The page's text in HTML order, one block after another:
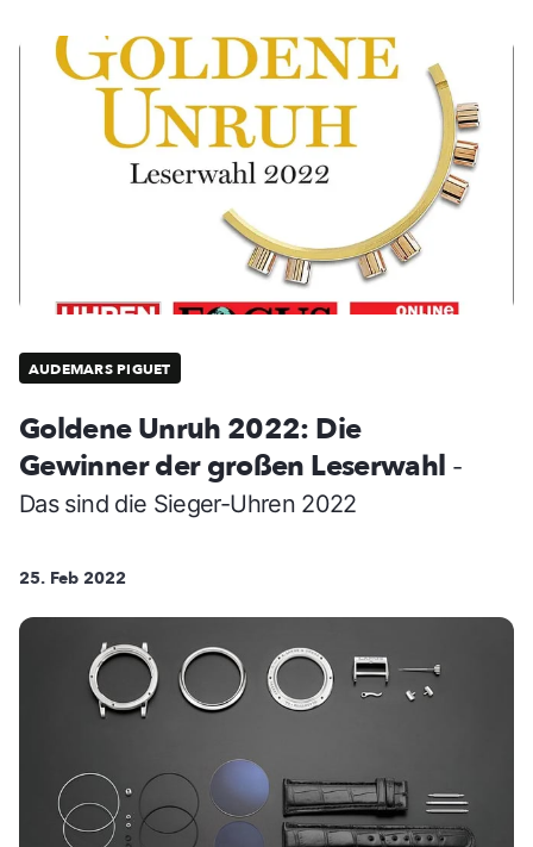
AUDEMARS PIGUET
Goldene Unruh 2022: Die
Gewinner der großen Leserwahl -
Das sind die Sieger-Uhren 2022
25. Feb 2022